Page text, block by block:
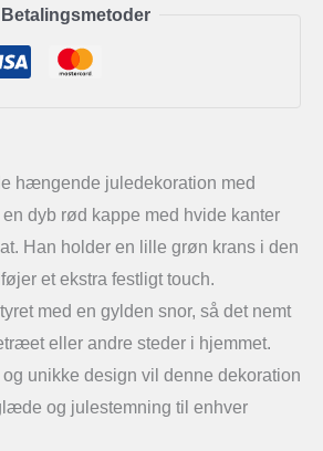
Betalingsmetoder
hængende juledekoration med
dyb rød kappe med hvide kanter
Han holder en lille grøn krans i den
et ekstra festligt touch.
med en gylden snor, så det nemt
eller andre steder i hjemmet.
unikke design vil denne dekoration
og julestemning til enhver